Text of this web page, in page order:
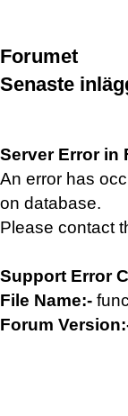
Forumet
Senaste
Server Error in
An error has
on database.
Please contact
Support Error
File Name:-
Forum